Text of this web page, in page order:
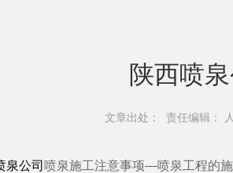
陕西喷
文章出处： 责任编辑：
泉公司 喷泉施工注意事项—喷泉工程的